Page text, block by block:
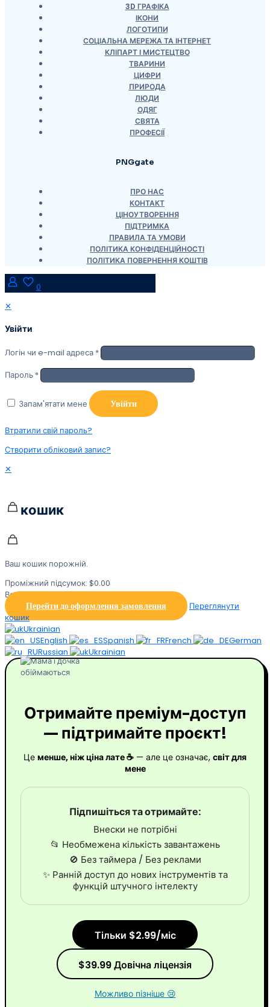
3D ГРАФІКА
ІКОНИ
ЛОГОТИПИ
СОЦІАЛЬНА МЕРЕЖА ТА ІНТЕРНЕТ
КЛІПАРТ І МИСТЕЦТВО
ТВАРИНИ
ЦИФРИ
ПРИРОДА
ЛЮДИ
ОДЯГ
СВЯТА
ПРОФЕСІЇ
PNGgate
ПРО НАС
КОНТАКТ
ЦІНОУТВОРЕННЯ
ПІДТРИМКА
ПРАВИЛА ТА УМОВИ
ПОЛІТИКА КОНФІДЕНЦІЙНОСТІ
ПОЛІТИКА ПОВЕРНЕННЯ КОШТІВ
0
✕
Увійти
Логін чи e-mail адреса *
Пароль *
Запам'ятати мене Увійти
Втратили свій пароль?
Створити обліковий запис?
✕
кошик
Ваш кошик порожній.
Проміжний підсумок: $0.00
Всього:$0.00
Перейти до оформлення замовлення
Переглянути
кошик
Ukrainian
English
Spanish French
German
Russian
Ukrainian
Отримайте преміум-доступ
— підтримайте проєкт!
Це менше, ніж ціна лате ☕ — але це означає, світ для
мене
Підпишіться та отримайте:
Внески не потрібні
📂 Необмежена кількість завантажень
🚫 Без таймера / Без реклами
✨ Ранній доступ до нових інструментів та
функцій штучного інтелекту
Тільки $2.99/міс
$39.99 Довічна ліцензія
Можливо пізніше 😢